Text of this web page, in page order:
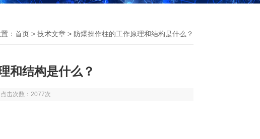
： 首页 > 技术文章 > 防爆操作柱的工作原理和结构是什么？
和结构是什么？
击次数：2077次